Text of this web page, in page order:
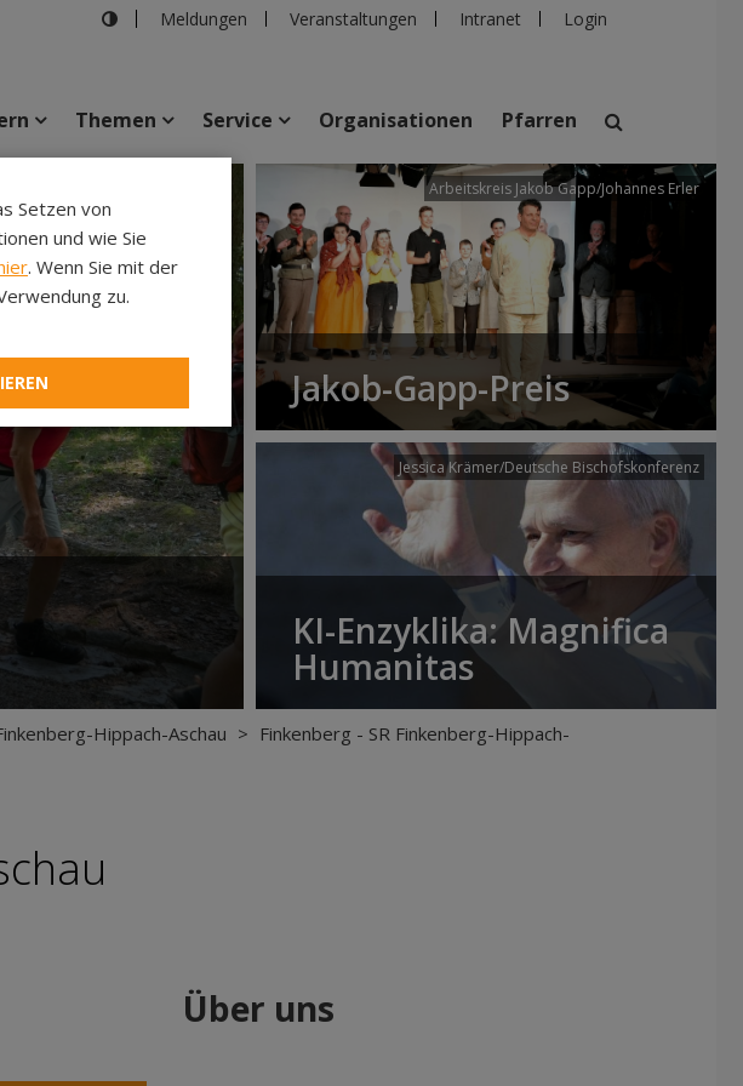
Meldungen Veranstaltungen Intranet Login
suchen
Veranstaltungen Personen Pfarren Einrichtungen
Themen Service Organisationen Pfarren
Arbeitskreis Jakob Gapp/Johannes Erler
Jakob-Gapp-Preis
Jessica Krämer/Deutsche Bischofskonferenz
KI-Enzyklika: Magnifica
Humanitas
Hippach-Aschau > Finkenberg - SR Finkenberg-Hippach-
Über uns
Setzen von
und wie Sie
. Wenn Sie mit der
zu.